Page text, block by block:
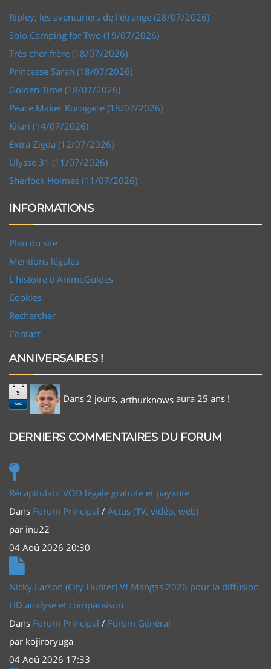
Ripley, les aventuriers de l'étrange (28/07/2026)
Solo Camping for Two (19/07/2026)
Très cher frère (18/07/2026)
Princesse Sarah (18/07/2026)
Golden Time (18/07/2026)
Peace Maker Kurogane (18/07/2026)
Kilari (14/07/2026)
Extra Zigda (12/07/2026)
Ulysse 31 (11/07/2026)
Sherlock Holmes (11/07/2026)
INFORMATIONS
Plan du site
Mentions légales
L'histoire d'AnimeGuides
Cookies
Rechercher
Contact
ANNIVERSAIRES !
9
Aoû Dans 2 jours, arthurknows aura 25 ans !
DERNIERS COMMENTAIRES DU FORUM
Récapitulatif VOD légale gratuite et payante
Dans Forum Principal / Actus (TV, vidéo, web)
par inu22
04 Aoû 2026 20:30
Nicky Larson (City Hunter) Vf Mangas 2026 pour la diffusion
HD analyse et comparaison
Dans Forum Principal / Forum Général
par kojiroryuga
04 Aoû 2026 17:33